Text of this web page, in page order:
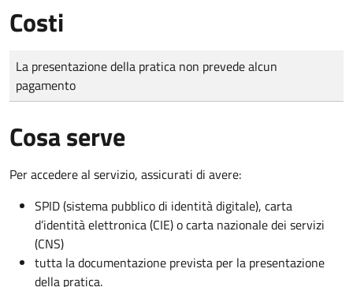
Costi
Tipo di pagamento
Importo
La presentazione della pratica non prevede alcun
pagamento
Cosa serve
Per accedere al servizio, assicurati di avere:
SPID (sistema pubblico di identità digitale), carta
d’identità elettronica (CIE) o carta nazionale dei servizi
(CNS)
tutta la documentazione prevista per la presentazione
della pratica.